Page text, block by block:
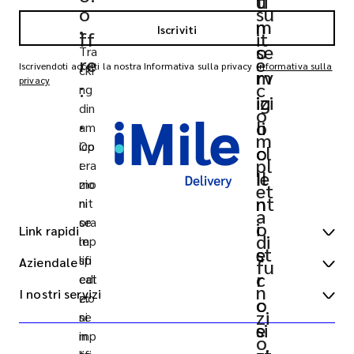
su
it
e
c
o
m
pl
et
a
di
fu
n
zi
o
•
Tra
cki
ng
din
am
ico
:
mo
nit
ora
le
sp
edi
zio
ni
in
n
se
rv
izi
o
cl
ie
nt
i
e
c
c
e
o
ff
re
:
•
Op
era
zio
ni
se
mp
lifi
cat
e:
se
mp
m
o
m
ig
li
o
Il
n
o
st
r
o
si
Iscriviti
Iscrivendoti accetti la nostra Informativa sulla privacy Informativa sulla
privacy
Link rapidi
Sedi degli uffici
Richiedi un preventivo
Accesso clienti
Aziendale
Chi siamo
I nostri servizi
Express customs clearance